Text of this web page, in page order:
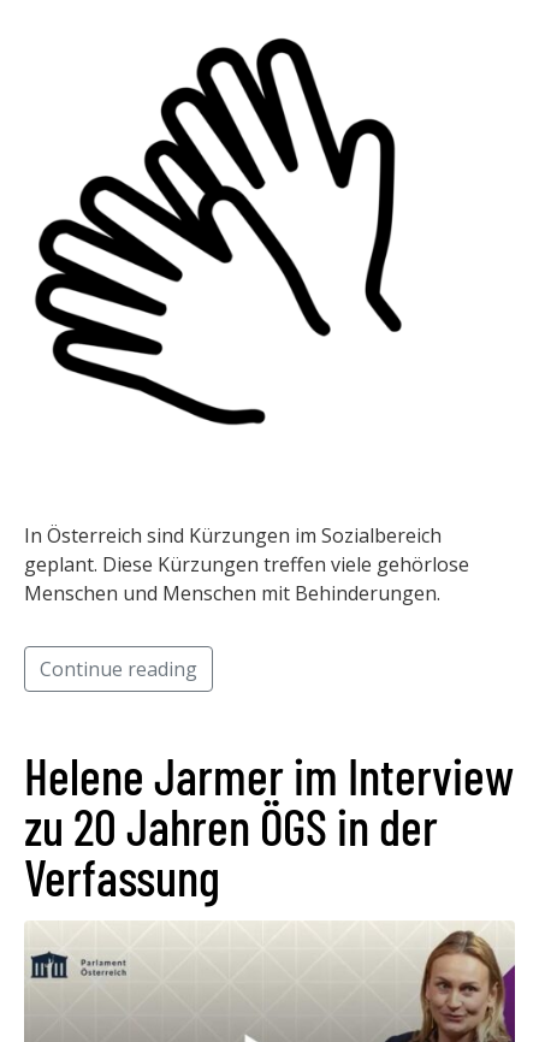
In Österreich sind Kürzungen im Sozialbereich
geplant. Diese Kürzungen treffen viele gehörlose
Menschen und Menschen mit Behinderungen.
Continue reading
Helene Jarmer im Interview
zu 20 Jahren ÖGS in der
Verfassung